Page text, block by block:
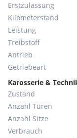
Erstzulassung
Kilometerstand
Leistung
Treibstoff
Antrieb
Getriebeart
Karosserie &
Zustand
Anzahl Türen
Anzahl Sitze
Verbrauch